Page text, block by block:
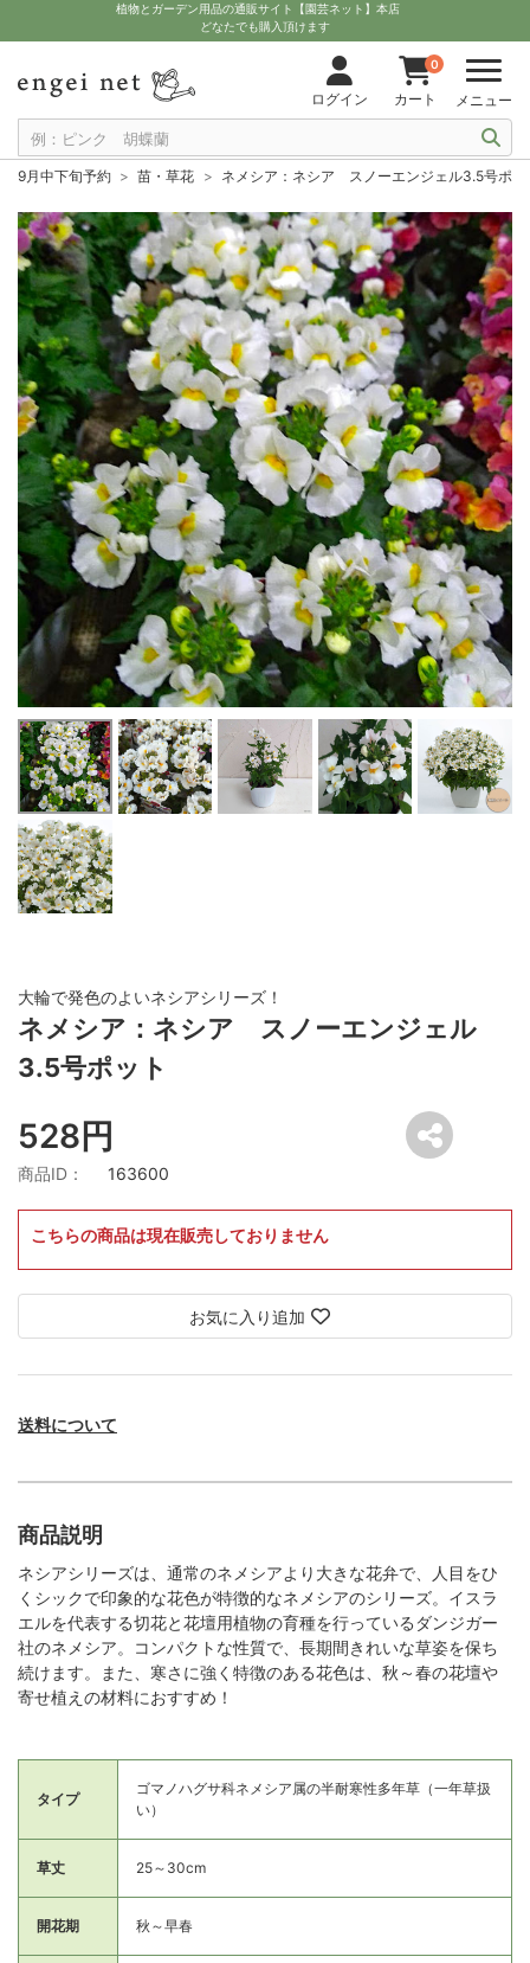
植物とガーデン用品の通販サイト【園芸ネット】本店
どなたでも購入頂けます
ログイン
0
カート メニュー
9月中下旬予約 苗・草花 ネメシア：ネシア スノーエンジェル3.5号ポッ
大輪で発色のよいネシアシリーズ！
ネメシア：ネシア スノーエンジェル
3.5号ポット
528円
商品ID： 163600
こちらの商品は現在販売しておりません
お気に入り追加
送料について
商品説明
ネシアシリーズは、通常のネメシアより大きな花弁で、人目をひ
くシックで印象的な花色が特徴的なネメシアのシリーズ。イスラ
エルを代表する切花と花壇用植物の育種を行っているダンジガー
社のネメシア。コンパクトな性質で、長期間きれいな草姿を保ち
続けます。また、寒さに強く特徴のある花色は、秋～春の花壇や
寄せ植えの材料におすすめ！
タイプ
ゴマノハグサ科ネメシア属の半耐寒性多年草（一年草扱
い）
草丈 25～30cm
開花期 秋～早春